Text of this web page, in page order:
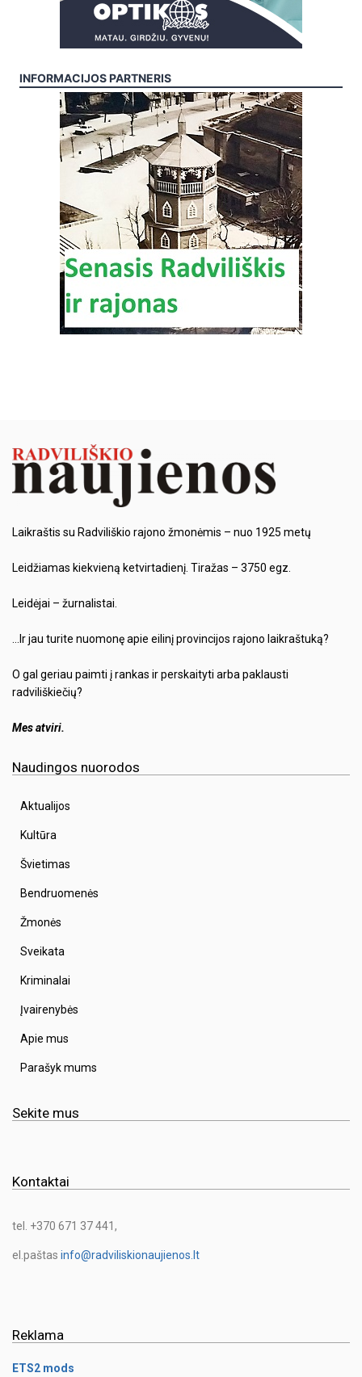
INFORMACIJOS PARTNERIS
Laikraštis su Radviliškio rajono žmonėmis – nuo 1925 metų
Leidžiamas kiekvieną ketvirtadienį. Tiražas – 3750 egz.
Leidėjai – žurnalistai.
…Ir jau turite nuomonę apie eilinį provincijos rajono laikraštuką?
O gal geriau paimti į rankas ir perskaityti arba paklausti
radviliškiečių?
Mes atviri.
Naudingos nuorodos
Aktualijos
Kultūra
Švietimas
Bendruomenės
Žmonės
Sveikata
Kriminalai
Įvairenybės
Apie mus
Parašyk mums
Sekite mus
Kontaktai
tel. +370 671 37 441,
el.paštas info@radviliskionaujienos.lt
Reklama
ETS2 mods